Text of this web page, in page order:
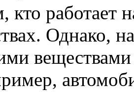
кто работает
Однако,